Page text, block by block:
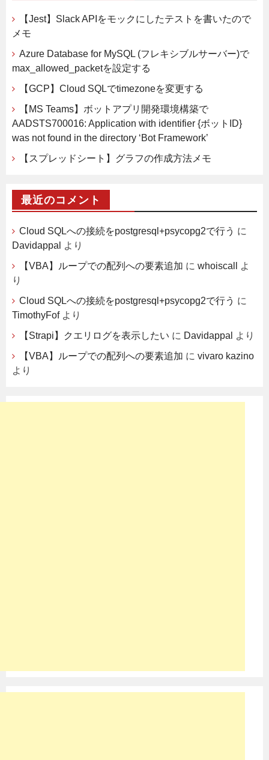
【Jest】Slack APIをモックにしたテストを書いたので
メモ
Azure Database for MySQL (フレキシブルサーバー)で
max_allowed_packetを設定する
【GCP】Cloud SQLでtimezoneを変更する
【MS Teams】ボットアプリ開発環境構築で
AADSTS700016: Application with identifier {ボットID}
was not found in the directory ‘Bot Framework’
【スプレッドシート】グラフの作成方法メモ
最近のコメント
Cloud SQLへの接続をpostgresql+psycopg2で行う に
Davidappal より
【VBA】ループでの配列への要素追加 に whoiscall
よ
り
Cloud SQLへの接続をpostgresql+psycopg2で行う に
TimothyFofより
【Strapi】クエリログを表示したい に Davidappal より
【VBA】ループでの配列への要素追加 に vivaro kazino
より